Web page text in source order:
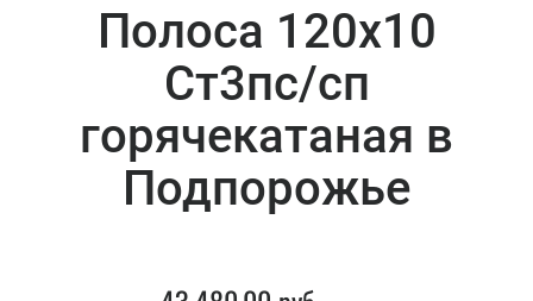
Полоса 120x10
Ст3пс/сп
горячекатаная в
Подпорожье